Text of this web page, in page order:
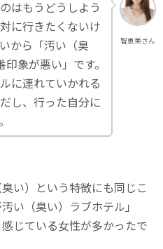
智恵美さん
はもうどうしよう
に行きたくないけ
から「汚い（臭
象が悪い」です。
に連れていかれる
し、行った自分に
い）という特徴にも同じこ
い（臭い）ラブホテル」
じている女性が多かったで